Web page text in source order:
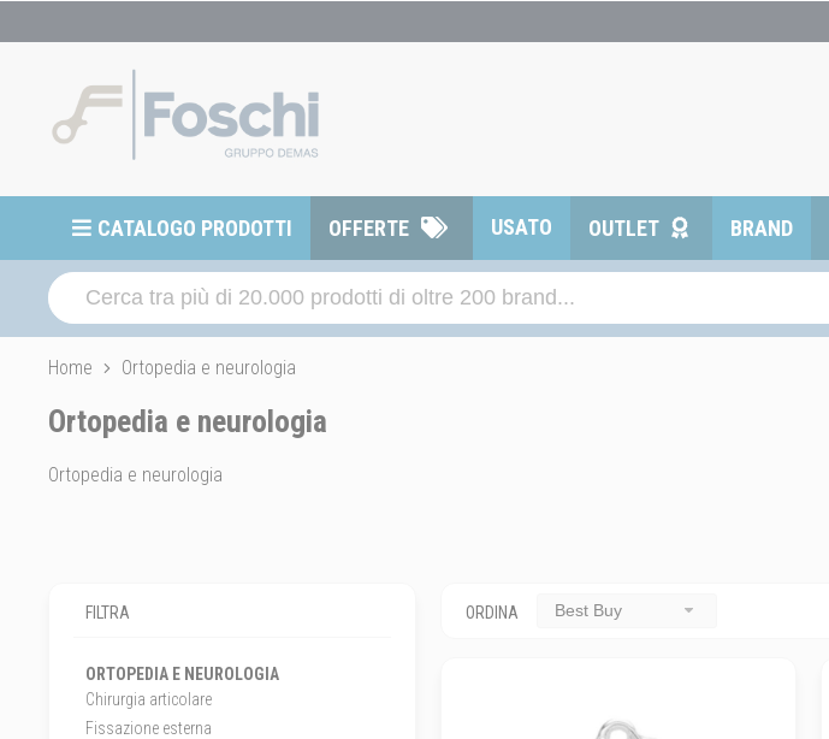
CATALOGO PRODOTTI OFFERTE USATO OUTLET BRAND
Home Ortopedia e neurologia
Ortopedia e neurologia
Ortopedia e neurologia
FILTRA
ORTOPEDIA E NEUROLOGIA
Chirurgia articolare
Fissazione esterna
ORDINA Best Buy